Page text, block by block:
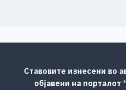
Ставовите изнесени во
објавени на порталот